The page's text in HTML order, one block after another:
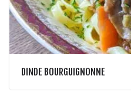
DINDE BOURGUIGNONNE